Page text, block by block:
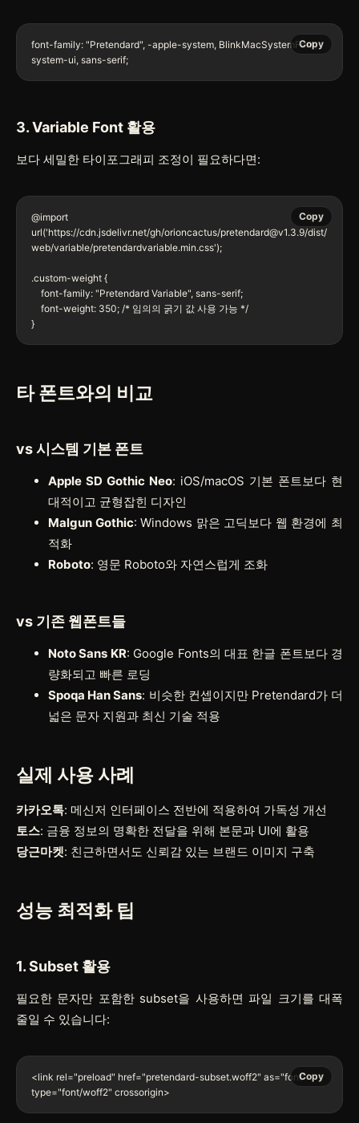
font-family: "Pretendard", -apple-system, BlinkMacSystemFont,
system-ui, sans-serif;
Copy
3. Variable Font 활용
보다 세밀한 타이포그래피 조정이 필요하다면:
@import
url('https://cdn.jsdelivr.net/gh/orioncactus/pretendard@v1.3.9/dist/
web/variable/pretendardvariable.min.css');
.custom-weight {
}
Copy
타 폰트와의 비교
vs 시스템 기본 폰트
Apple SD Gothic Neo: iOS/macOS 기본 폰트보다 현
대적이고 균형잡힌 디자인
Malgun Gothic: Windows 맑은 고딕보다 웹 환경에 최
적화
Roboto: 영문 Roboto와 자연스럽게 조화
vs 기존 웹폰트들
Noto Sans KR: Google Fonts의 대표 한글 폰트보다 경
량화되고 빠른 로딩
Spoqa Han Sans: 비슷한 컨셉이지만 Pretendard가 더
넓은 문자 지원과 최신 기술 적용
실제 사용 사례
카카오톡: 메신저 인터페이스 전반에 적용하여 가독성 개선
토스: 금융 정보의 명확한 전달을 위해 본문과 UI에 활용
당근마켓: 친근하면서도 신뢰감 있는 브랜드 이미지 구축
성능 최적화 팁
1. Subset 활용
필요한 문자만 포함한 subset을 사용하면 파일 크기를 대폭
줄일 수 있습니다:
<link rel="preload" href="pretendard-subset.woff2" as="font"
type="font/woff2" crossorigin>
Copy